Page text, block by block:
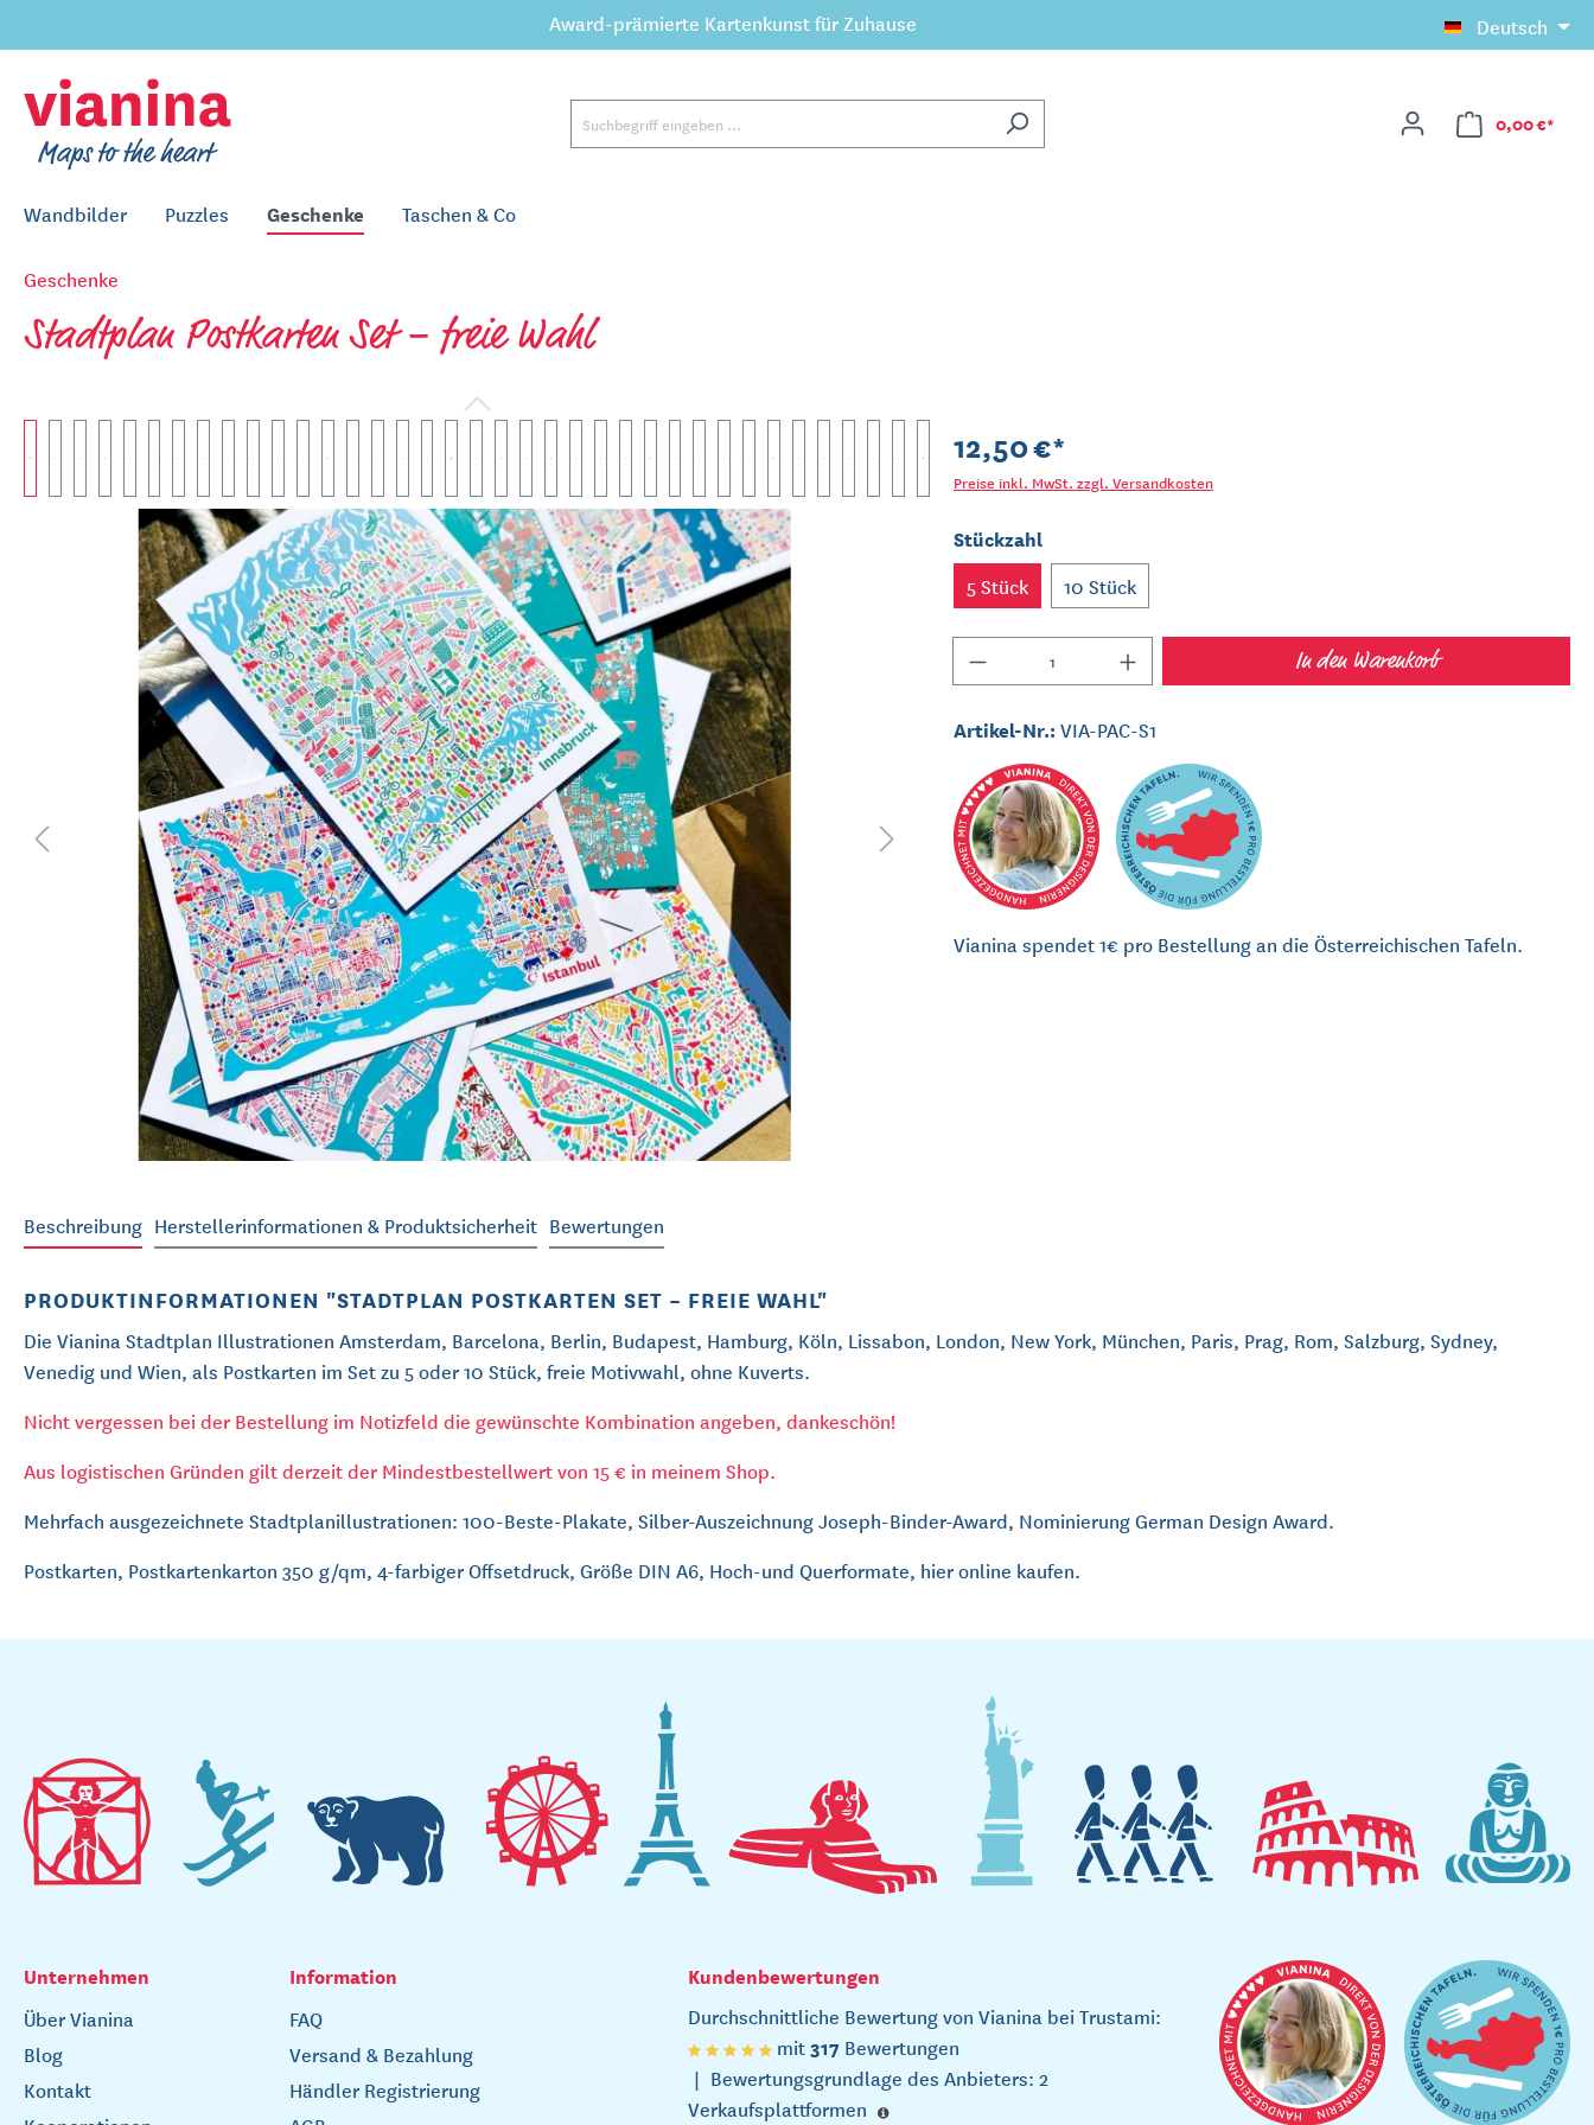
Award-prämierte Kartenkunst für Zuhause Deutsch
0,00 €*
Wandbilder Puzzles Geschenke Taschen & Co
Geschenke
Stadtplan Postkarten Set – freie Wahl
12,50 €*
Preise inkl. MwSt. zzgl. Versandkosten
Stückzahl
5 Stück 10 Stück
In den Warenkorb
Artikel-Nr.:VIA-PAC-S1
Vianina spendet 1€ pro Bestellung an die Österreichischen Tafeln.
Beschreibung Herstellerinformationen & Produktsicherheit Bewertungen
PRODUKTINFORMATIONEN "STADTPLAN POSTKARTEN SET – FREIE WAHL"
Die Vianina Stadtplan Illustrationen Amsterdam, Barcelona, Berlin, Budapest, Hamburg, Köln, Lissabon, London, New York, München, Paris, Prag, Rom, Salzburg, Sydney,
Venedig und Wien, als Postkarten im Set zu 5 oder 10 Stück, freie Motivwahl, ohne Kuverts.
Nicht vergessen bei der Bestellung im Notizfeld die gewünschte Kombination angeben, dankeschön!
Aus logistischen Gründen gilt derzeit der Mindestbestellwert von 15 € in meinem Shop.
Mehrfach ausgezeichnete Stadtplanillustrationen: 100-Beste-Plakate, Silber-Auszeichnung Joseph-Binder-Award, Nominierung German Design Award.
Postkarten, Postkartenkarton 350 g/qm, 4-farbiger Offsetdruck, Größe DIN A6, Hoch-und Querformate, hier online kaufen.
Unternehmen
Über Vianina
Blog
Kontakt
Information
FAQ
Versand & Bezahlung
Händler Registrierung
Kundenbewertungen
Durchschnittliche Bewertung von Vianina bei Trustami:
mit317 Bewertungen
| Bewertungsgrundlage des Anbieters: 2
Verkaufsplattformen